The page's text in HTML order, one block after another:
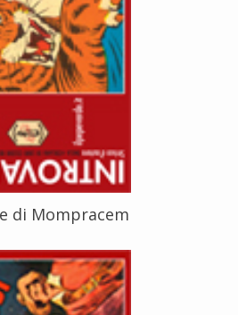
di Mompracem